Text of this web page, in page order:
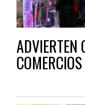
ADVIERTEN